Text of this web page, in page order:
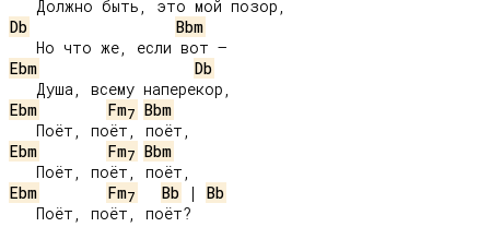
Db
Bbm
Ebm
Db
Ebm
Fm7 Bbm
Ebm
Fm7 Bbm
Ebm
Fm7 Bb | Bb